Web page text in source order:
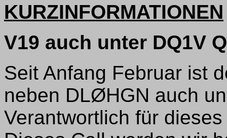
KURZINFORMATIONEN
V19 auch unter DQ1V
Seit Anfang Februar ist
neben DLØHGN auch
Verantwortlich für